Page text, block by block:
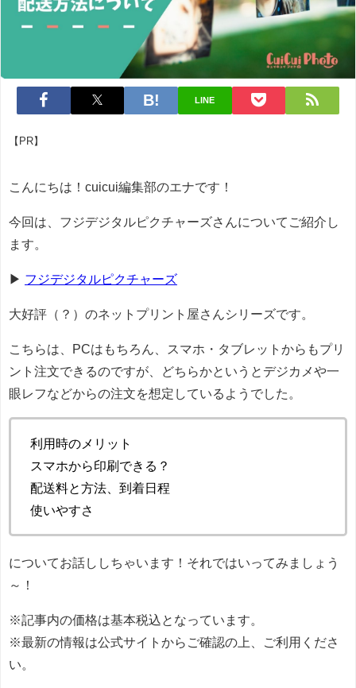
LINE
【PR】
こんにちは！cuicui編集部のエナです！
今回は、フジデジタルピクチャーズさんについてご紹介し
ます。
▶ フジデジタルピクチャーズ
大好評（？）のネットプリント屋さんシリーズです。
こちらは、PCはもちろん、スマホ・タブレットからもプリ
ント注文できるのですが、どちらかというとデジカメや一
眼レフなどからの注文を想定しているようでした。
利用時のメリット
スマホから印刷できる？
配送料と方法、到着日程
使いやすさ
についてお話ししちゃいます！それではいってみましょう
～！
※記事内の価格は基本税込となっています。
※最新の情報は公式サイトからご確認の上、ご利用くださ
い。